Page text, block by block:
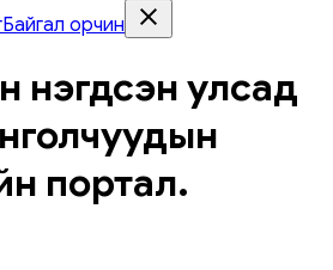
Байгал орчин
нэгдсэн улсад
портал.